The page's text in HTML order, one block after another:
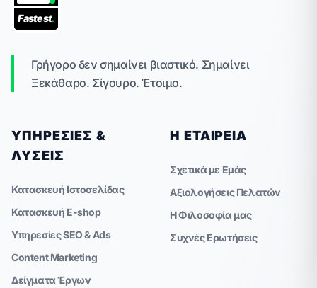
Fastest.
Γρήγορο δεν σημαίνει βιαστικό. Σημαίνει
Ξεκάθαρο. Σίγουρο. Έτοιμο.
ΥΠΗΡΕΣΊΕΣ &
ΛΎΣΕΙΣ
Κατασκευή Ιστοσελίδας
Κατασκευή E-shop
Υπηρεσίες SEO & Ads
Content Marketing
Δείγματα Έργων
Η ΕΤΑΙΡΕΊΑ
Σχετικά με Εμάς
Αξιολογήσεις Πελατών
Η Φιλοσοφία μας
Συχνές Ερωτήσεις